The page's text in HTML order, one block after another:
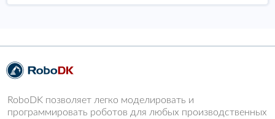
RoboDK позволяет легко моделировать и
программировать роботов для любых производственных